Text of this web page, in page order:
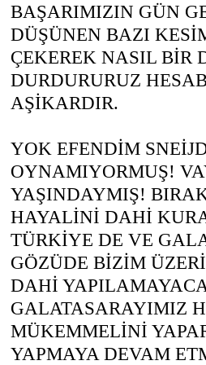
BAŞARIMIZIN GÜN
DÜŞÜNEN BAZI
ÇEKEREK NASIL BİR
DURDURURUZ
AŞİKARDIR.
YOK EFENDİM
OYNAMIYORMUŞ!
YAŞINDAYMIŞ!
HAYALİNİ DAHİ
TÜRKİYE DE VE
GÖZÜDE BİZİM
DAHİ
GALATASARAYIMIZ
MÜKEMMELİNİ
YAPMAYA DEVAM